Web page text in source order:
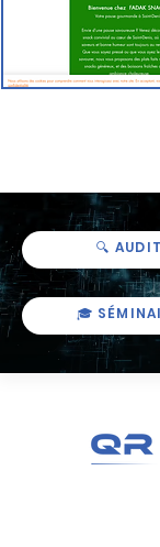
Fadak
🔍
🎓